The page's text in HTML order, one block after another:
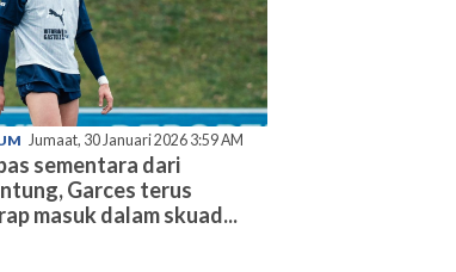
Jumaat, 30 Januari 2026 3:59 AM
sementara dari
Garces terus
masuk dalam skuad...